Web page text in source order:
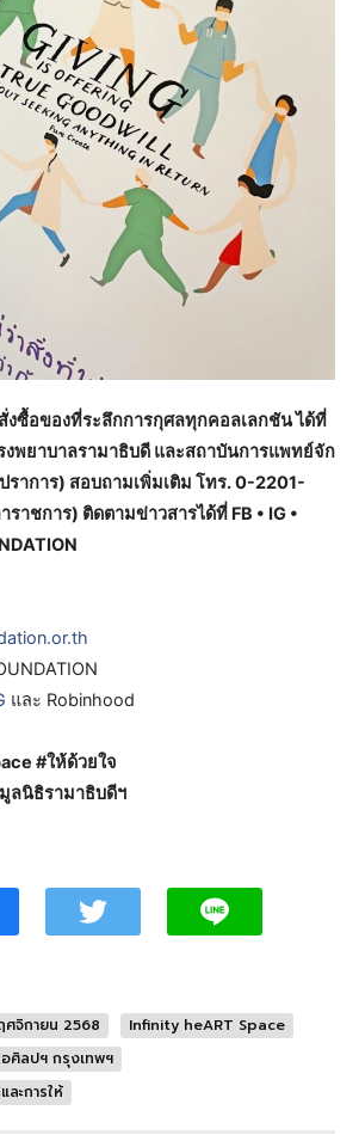
ซื้อของที่ระลึกการกุศลทุกคอลเลกชัน ได้ที่
พยาบาลรามาธิบดี และสถาบันการแพทย์จัก
าการ) สอบถามเพิ่มเติม โทร. 0-2201-
ราชการ) ติดตามข่าวสารได้ที่ FB • IG •
และ Robinhood
#ให้ด้วยใจ
ลนิธิรามาธิบดีฯ
จิกายน 2568
Infinity heART Space
ศิลปฯ กรุงเทพฯ
ละการให้